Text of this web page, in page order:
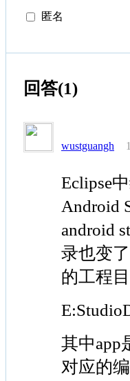
匿名
回答(1)
wustguangh
Eclipse
Android
android
录也变
的工程目
其中app
对应的